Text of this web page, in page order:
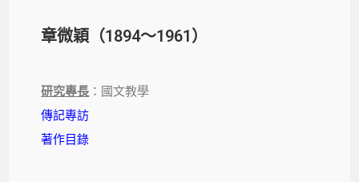
章微穎（1894～1961）
研究專長 ：國文教學
傳記專訪
著作目錄